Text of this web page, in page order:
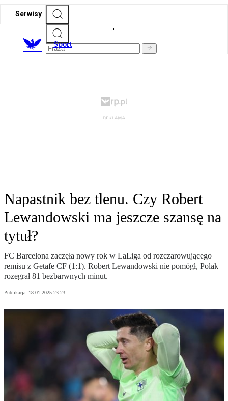
Serwisy
Sport
Napastnik bez tlenu. Czy Robert
Lewandowski ma jeszcze szansę na
tytuł?
FC Barcelona zaczęła nowy rok w LaLiga od rozczarowującego
remisu z Getafe CF (1:1). Robert Lewandowski nie pomógł, Polak
rozegrał 81 bezbarwnych minut.
Publikacja: 18.01.2025 23:23